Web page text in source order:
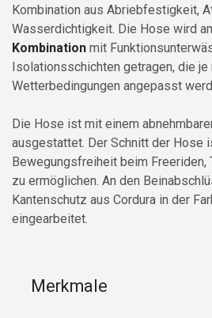
Kombination aus Abriebfestigkeit,
Wasserdichtigkeit. Die Hose wird
Kombination mit
Isolationsschichten getragen, die je
Wetterbedingungen angepasst
Die Hose ist mit einem
ausgestattet. Der Schnitt der Hose
Bewegungsfreiheit beim Freeriden,
zu ermöglichen. An den
Kantenschutz aus Cordura in der
eingearbeitet.
Merkmale